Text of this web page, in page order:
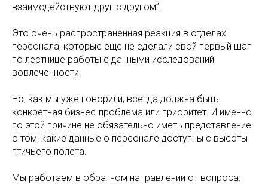
взаимодействуют друг с другом”.
Это очень распространенная реакция в отделах
персонала, которые еще не сделали свой первый шаг
по лестнице работы с данными исследований
вовлеченности.
Но, как мы уже говорили, всегда должна быть
конкретная бизнес-проблема или приоритет. И именно
по этой причине не обязательно иметь представление
о том, какие данные о персонале доступны с высоты
птичьего полета.
Мы работаем в обратном направлении от вопроса: